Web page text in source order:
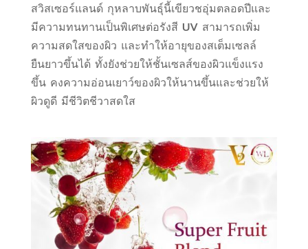
สวิสเซอร์แลนด์ กุหลาบพันธุ์นี้เขียวชอุ่มตลอดปีและ
มีความทนทานเป็นพิเศษต่อรังสี UV สามารถเพิ่ม
ความสดใสของผิว และทำให้อายุของสเต็มเซลล์
ยืนยาวขึ้นได้ ทั้งยังช่วยให้ชั้นเซลส์ของผิวแข็งแรง
ขึ้น คงความอ่อนเยาว์ของผิวให้นานขึ้นและช่วยให้
ผิวดูดี มีชีวิตชีวาสดใส